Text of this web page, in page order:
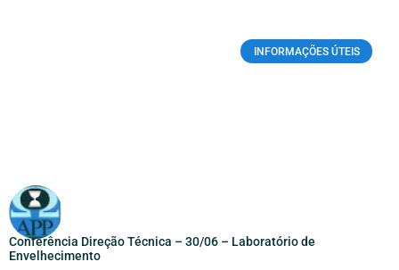
INFORMAÇÕES ÚTEIS
Conferência Direção Técnica – 30/06 – Laboratório de
Envelhecimento